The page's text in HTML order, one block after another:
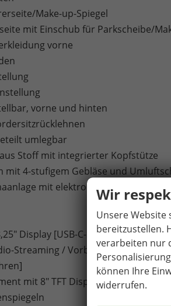
Make-up-Spiegel
mit Einschub für Parkscheibe/
vorne
vorne und hinten
umlegbar
Stoff mit integrierter Kopfstütze
mit 4-stufigem Gebläse und
mit elektronischer
Display [USB-C-Schnittstelle /
Streaming / Vorbereitet für die
mit 8" TFT Display
Wir
Unsere Website
bereitzustellen.
verarbeiten nur
können Ihre
widerrufen.